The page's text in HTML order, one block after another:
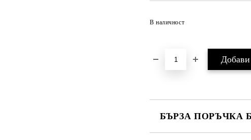
В наличност
БЪРЗА ПОРЪЧКА